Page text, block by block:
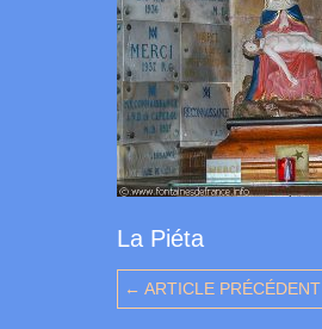
La Piéta
← ARTICLE PRÉCÉDENT